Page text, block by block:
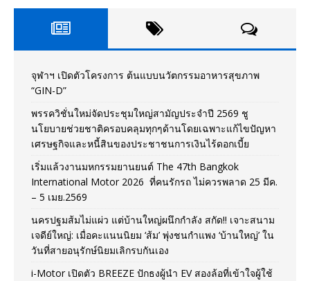
จุฬาฯ เปิดตัวโครงการ ต้นแบบนวัตกรรมอาหารสุขภาพ
“GIN-D”
พรรควิชั่นใหม่จัดประชุมใหญ่สามัญประจำปี 2569 ชู
นโยบายช่วยชาติครอบคลุมทุกๆด้านโดยเฉพาะแก้ไขปัญหา
เศรษฐกิจและหนี้สินของประชาชนการเงินไร้ดอกเบี้ย
เริ่มแล้วงานมหกรรมยานยนต์ The 47th Bangkok
International Motor 2026 ที่คนรักรถ ไม่ควรพลาด 25 มีค.
– 5 เมย.2569
นครปฐมส้มไม่แผ่ว แต่บ้านใหญ่ผนึกกำลัง สกัด!! เจาะสนาม
เจดีย์ใหญ่: เมื่อคะแนนนิยม ‘ส้ม’ พุ่งชนกำแพง ‘บ้านใหญ่’ ใน
วันที่สายอนุรักษ์นิยมเลิกรบกันเอง
i-Motor เปิดตัว BREEZE ปักธงผู้นำ EV สองล้อที่เข้าใจผู้ใช้